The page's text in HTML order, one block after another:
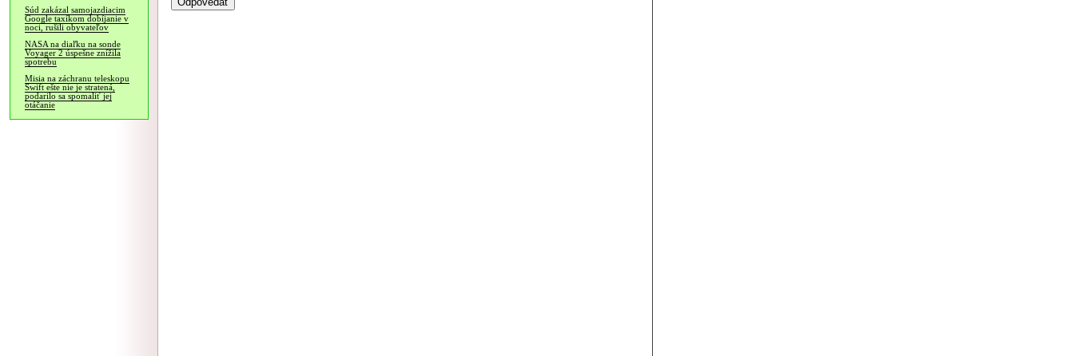
Súd zakázal samojazdiacim
Google taxíkom dobíjanie v
noci, rušili obyvateľov
NASA na diaľku na sonde
Voyager 2 úspešne znížila
spotrebu
Misia na záchranu teleskopu
Swift ešte nie je stratená,
podarilo sa spomaliť jej
otáčanie